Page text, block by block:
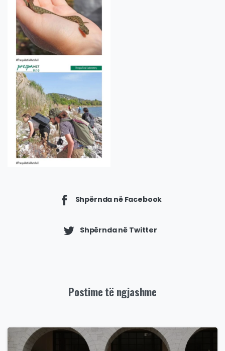
Shpërnda në Facebook
Shpërnda në Twitter
Postime të ngjashme